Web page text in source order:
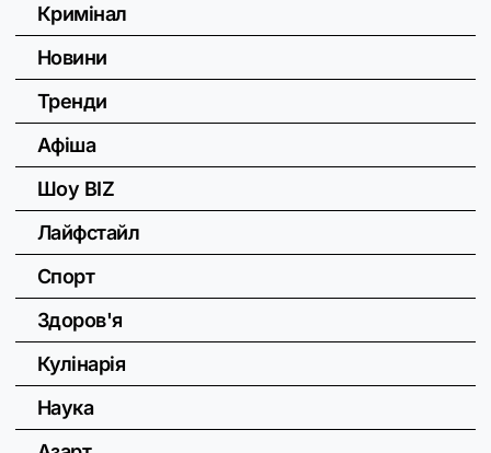
Кримінал
Новини
Тренди
Афіша
Шоу BIZ
Лайфстайл
Спорт
Здоров'я
Кулінарія
Наука